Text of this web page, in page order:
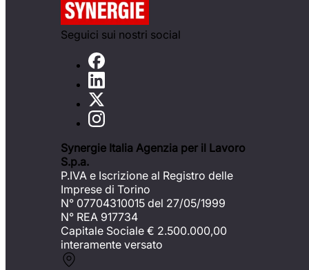
Seguici sui nostri social
Synergie Italia Agenzia per il Lavoro
S.p.a.
P.IVA e Iscrizione al Registro delle
Imprese di Torino
N° 07704310015 del 27/05/1999
N° REA 917734
Capitale Sociale € 2.500.000,00
interamente versato